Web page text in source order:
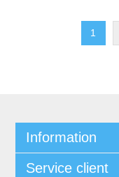
1
Information
Service client